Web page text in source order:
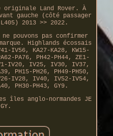
originale Land Rover. À
gauche (côté passager
2013 >> 2022.
pouvons pas confirmer
Highlands écossais
IV56, KA27-KA28, KW15-
PA76, PH42-PH44, ZE1-
IV20, IV25, IV30, IV37,
PH15-PH26, PH49-PH50,
IV28, IV40, IV52-IV54,
PH30-PH43, GY9.
îles anglo-normandes JE